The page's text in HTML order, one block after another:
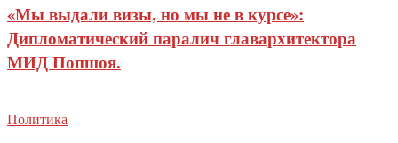
«Мы выдали визы, но мы не в курсе»:
Дипломатический паралич главархитектора
МИД Попшоя.
Политика